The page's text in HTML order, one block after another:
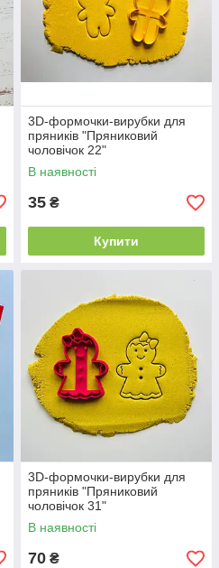
3D-формочки-вирубки для
пряників "Пряниковий
чоловічок 22"
В наявності
35 ₴
Купити
3D-формочки-вирубки для
пряників "Пряниковий
чоловічок 31"
В наявності
70 ₴